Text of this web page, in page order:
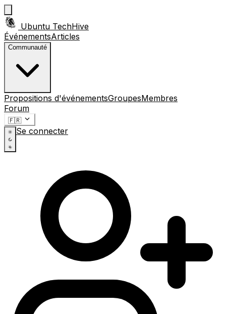
Ubuntu TechHive
ÉvénementsArticles
Communauté
Propositions d'événementsGroupesMembres
Forum
🇫🇷
Se connecter